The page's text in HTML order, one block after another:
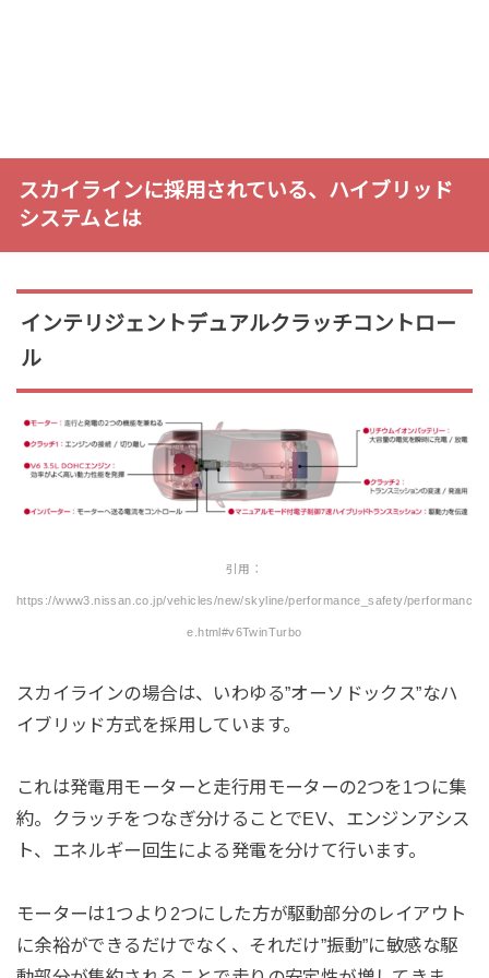
スカイラインに採用されている、ハイブリッド
システムとは
インテリジェントデュアルクラッチコントロー
ル
引用：
https://www3.nissan.co.jp/vehicles/new/skyline/performance_safety/performanc
e.html#v6TwinTurbo
スカイラインの場合は、いわゆる”オーソドックス”なハ
イブリッド方式を採用しています。
これは発電用モーターと走行用モーターの2つを1つに集
約。クラッチをつなぎ分けることでEV、エンジンアシス
ト、エネルギー回生による発電を分けて行います。
モーターは1つより2つにした方が駆動部分のレイアウト
に余裕ができるだけでなく、それだけ”振動”に敏感な駆